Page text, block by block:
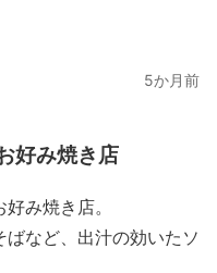
5か月前
好み焼き店
み焼き店。
など、出汁の効いたソ